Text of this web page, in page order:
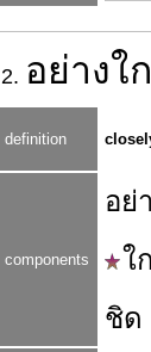
2. อย่างใ
definition
components
อย่
ใ
ชิด